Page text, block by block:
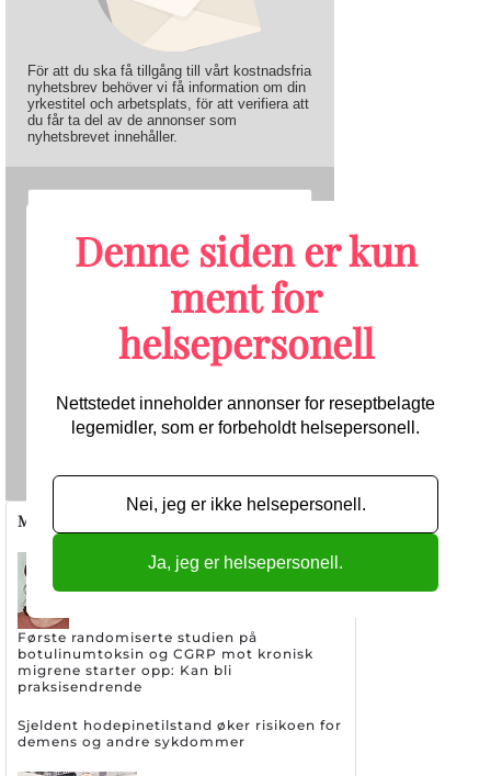
För att du ska få tillgång till vårt kostnadsfria
nyhetsbrev behöver vi få information om din
yrkestitel och arbetsplats, för att verifiera att
du får ta del av de annonser som
nyhetsbrevet innehåller.
Migrene/hodepine
Første randomiserte studien på
botulinumtoksin og CGRP mot kronisk
migrene starter opp: Kan bli
praksisendrende
Sjeldent hodepinetilstand øker risikoen for
demens og andre sykdommer
Denne siden er kun
ment for
helsepersonell
Nettstedet inneholder annonser for reseptbelagte
legemidler, som er forbeholdt helsepersonell.
Nei, jeg er ikke helsepersonell.
Ja, jeg er helsepersonell.